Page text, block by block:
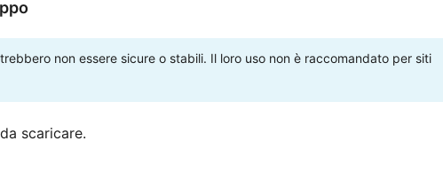
non essere sicure o stabili. Il loro uso non è raccomandato per siti
scaricare.